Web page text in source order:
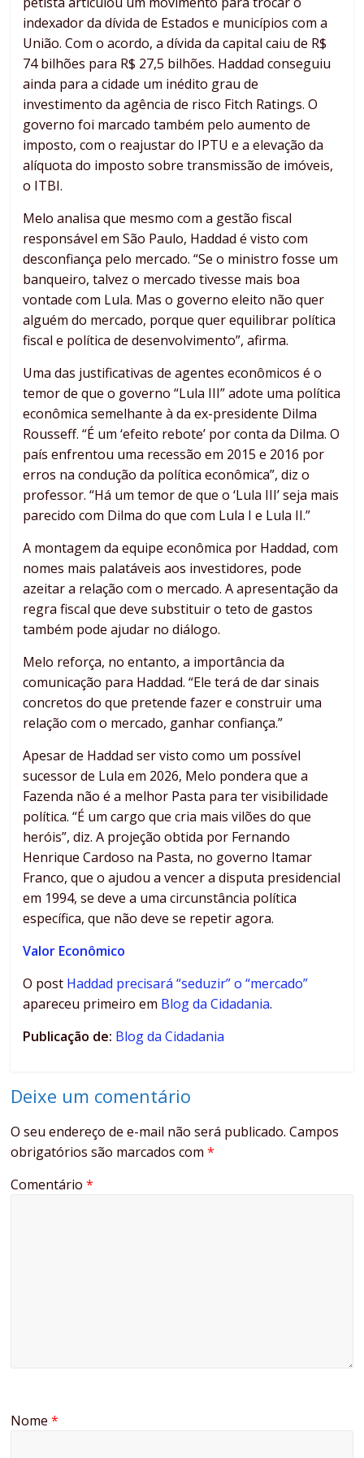
indexador da dívida de Estados e municípios com a
União. Com o acordo, a dívida da capital caiu de R$
74 bilhões para R$ 27,5 bilhões. Haddad conseguiu
ainda para a cidade um inédito grau de
investimento da agência de risco Fitch Ratings. O
governo foi marcado também pelo aumento de
imposto, com o reajustar do IPTU e a elevação da
alíquota do imposto sobre transmissão de imóveis,
o ITBI.
Melo analisa que mesmo com a gestão fiscal
responsável em São Paulo, Haddad é visto com
desconfiança pelo mercado. “Se o ministro fosse um
banqueiro, talvez o mercado tivesse mais boa
vontade com Lula. Mas o governo eleito não quer
alguém do mercado, porque quer equilibrar política
fiscal e política de desenvolvimento”, afirma.
Uma das justificativas de agentes econômicos é o
temor de que o governo “Lula III” adote uma política
econômica semelhante à da ex-presidente Dilma
Rousseff. “É um ‘efeito rebote’ por conta da Dilma. O
país enfrentou uma recessão em 2015 e 2016 por
erros na condução da política econômica”, diz o
professor. “Há um temor de que o ‘Lula III’ seja mais
parecido com Dilma do que com Lula I e Lula II.”
A montagem da equipe econômica por Haddad, com
nomes mais palatáveis aos investidores, pode
azeitar a relação com o mercado. A apresentação da
regra fiscal que deve substituir o teto de gastos
também pode ajudar no diálogo.
Melo reforça, no entanto, a importância da
comunicação para Haddad. “Ele terá de dar sinais
concretos do que pretende fazer e construir uma
relação com o mercado, ganhar confiança.”
Apesar de Haddad ser visto como um possível
sucessor de Lula em 2026, Melo pondera que a
Fazenda não é a melhor Pasta para ter visibilidade
política. “É um cargo que cria mais vilões do que
heróis”, diz. A projeção obtida por Fernando
Henrique Cardoso na Pasta, no governo Itamar
Franco, que o ajudou a vencer a disputa presidencial
em 1994, se deve a uma circunstância política
específica, que não deve se repetir agora.
Valor Econômico
O post Haddad precisará “seduzir” o “mercado”
apareceu primeiro em Blog da Cidadania.
Publicação de: Blog da Cidadania
Deixe um comentário
O seu endereço de e-mail não será publicado. Campos
obrigatórios são marcados com*
Comentário*
Nome*